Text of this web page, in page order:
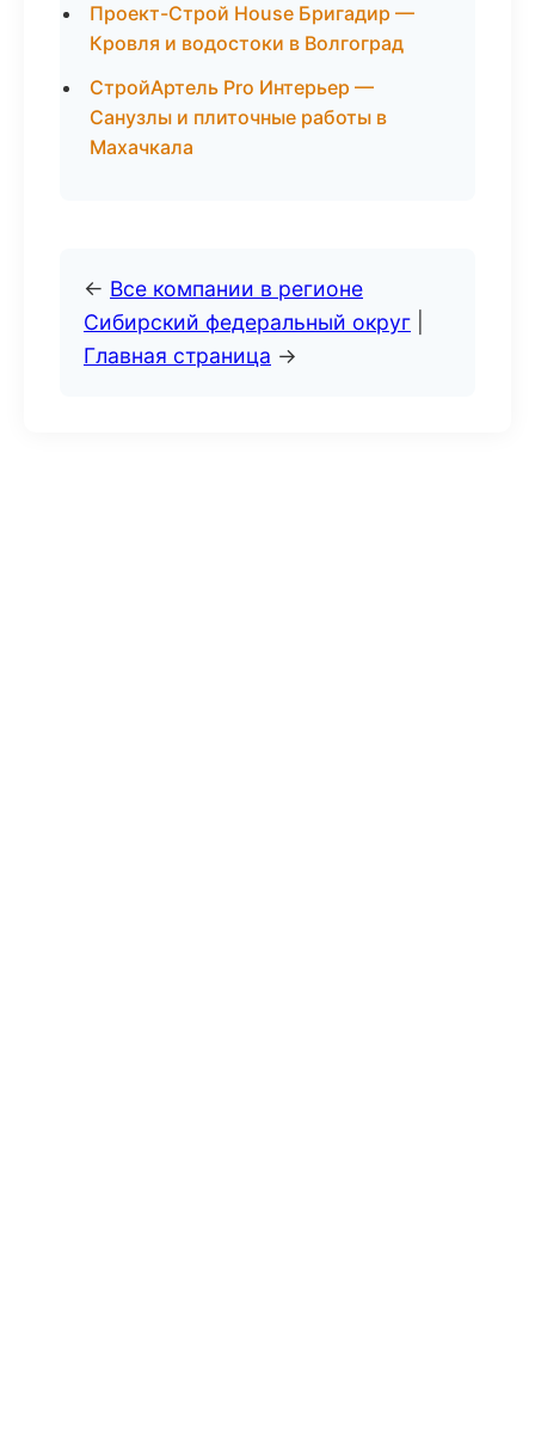
Проект-Строй House Бригадир —
Кровля и водостоки в Волгоград
СтройАртель Pro Интерьер —
Санузлы и плиточные работы в
Махачкала
← Все компании в регионе
Сибирский федеральный округ
Главная страница →